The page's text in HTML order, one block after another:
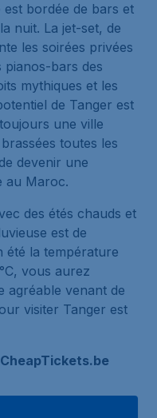
bordée de bars et
nuit. La jet-set, de
les soirées privées
pianos-bars des
mythiques et les
de Tanger est
une ville
toutes les
devenir une
au Maroc.
des étés chauds et
est de
été la température
vous aurez
agréable venant de
visiter Tanger est